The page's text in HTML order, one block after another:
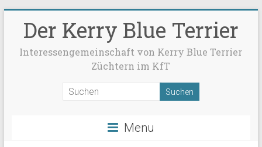
Der Kerry Blue Terrier
Interessengemeinschaft von Kerry Blue Terrier
Züchtern im KfT
Menu